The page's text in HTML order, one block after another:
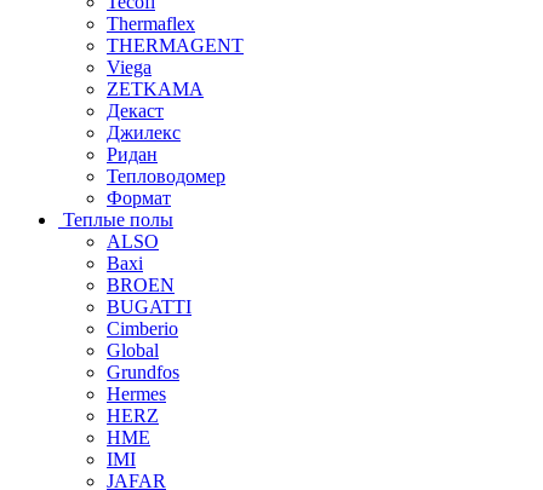
Thermaflex
THERMAGENT
Viega
ZETKAMA
Декаст
Джилекс
Ридан
Тепловодомер
Формат
Теплые полы
ALSO
Baxi
BROEN
BUGATTI
Cimberio
Global
Grundfos
Hermes
HERZ
HME
IMI
JAFAR